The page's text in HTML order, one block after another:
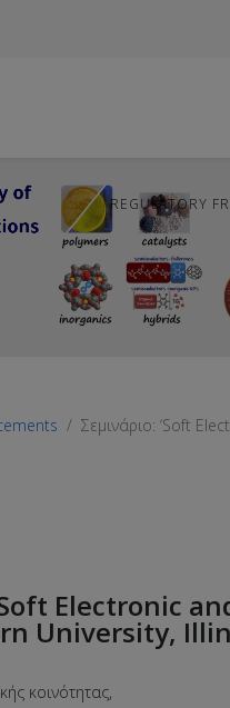
REGULATORY
Σεμινάριο: ‘Soft
Electronic
University,
κοινότητας,